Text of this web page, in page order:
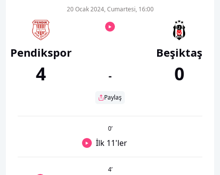
Pendikspor
4
20 Ocak 2024, Cumartesi, 16:00
-
Paylaş
Beşiktaş
0
0’
İlk 11'ler
4’